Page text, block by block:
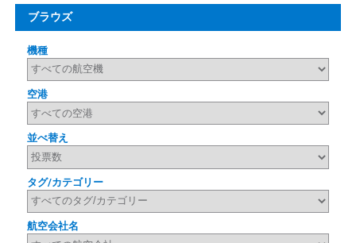
ブラウズ
機種
空港
並べ替え
タグ/カテゴリー
航空会社名